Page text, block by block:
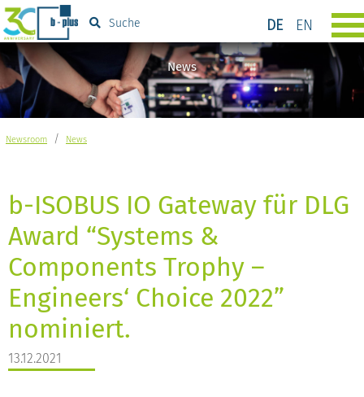
DE EN
Suche
News
Newsroom / News
b-ISOBUS IO Gateway für DLG
Award “Systems &
Components Trophy –
Engineers‘ Choice 2022”
nominiert.
13.12.2021